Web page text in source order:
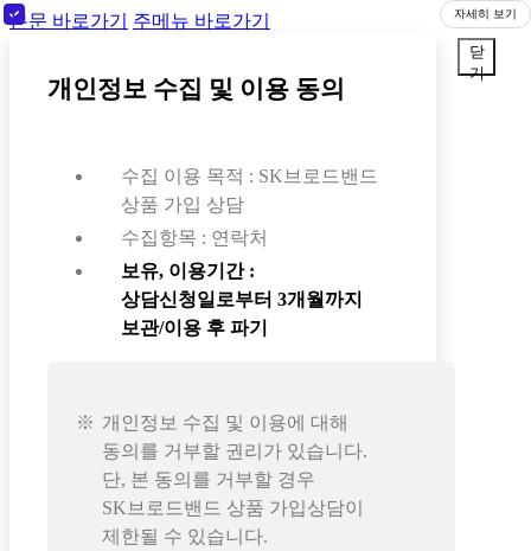
본문 바로가기 주메뉴 바로가기
개인정보 수집 및 이용 동의
수집 이용 목적 : SK브로드밴드
상품 가입 상담
수집항목 : 연락처
보유, 이용기간 :
상담신청일로부터 3개월까지
보관/이용 후 파기
개인정보 수집 및 이용에 대해
동의를 거부할 권리가 있습니다.
단, 본 동의를 거부할 경우
SK브로드밴드 상품 가입상담이
제한될 수 있습니다.
닫
기
자세히 보기